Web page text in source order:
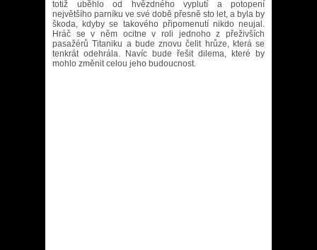
totiž uběhlo od hvězdného vyplutí a potopení
největšího parníku ve své době přesně sto let, a byla by
škoda, kdyby se takového připomenutí nikdo neujal.
Hráč se v něm ocitne v roli jednoho z přeživších
pasažérů Titaniku a bude znovu čelit hrůze, která se
tenkrát odehrála. Navíc bude řešit dilema, které by
mohlo změnit celou jeho budoucnost.